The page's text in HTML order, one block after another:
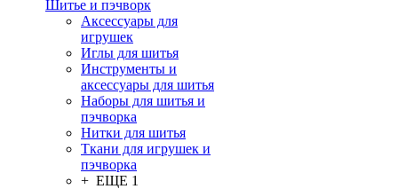
Шитье и пэчворк
Аксессуары для
игрушек
Иглы для шитья
Инструменты и
аксессуары для шитья
Наборы для шитья и
пэчворка
Нитки для шитья
Ткани для игрушек и
пэчворка
+ ЕЩЕ 1